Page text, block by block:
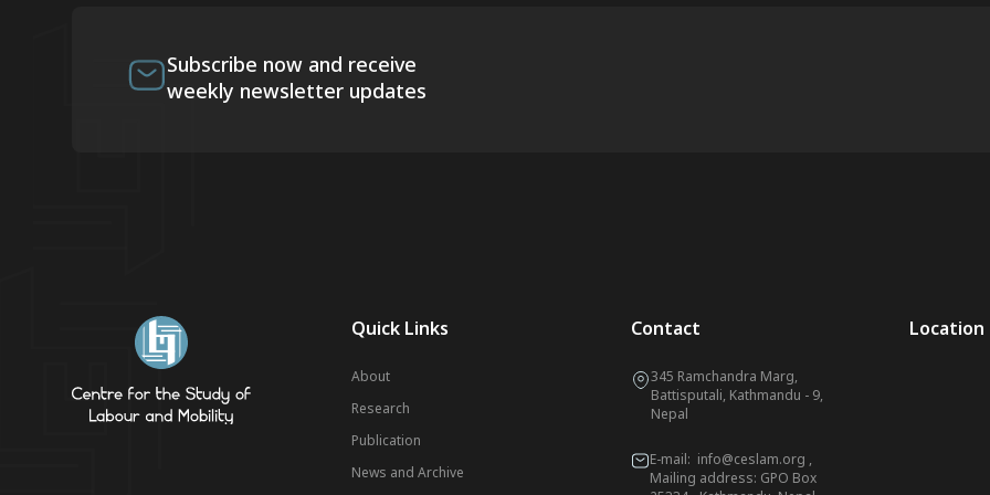
Subscribe now and receive
weekly newsletter updates
Quick Links
About
Research
Publication
News and Archive
Contact
345 Ramchandra Marg,
Battisputali, Kathmandu - 9,
Nepal
E-mail: info@ceslam.org ,
Mailing address: GPO Box
Location